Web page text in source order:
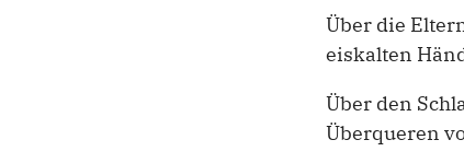
Über die
eiskalten
Über den
Überqueren